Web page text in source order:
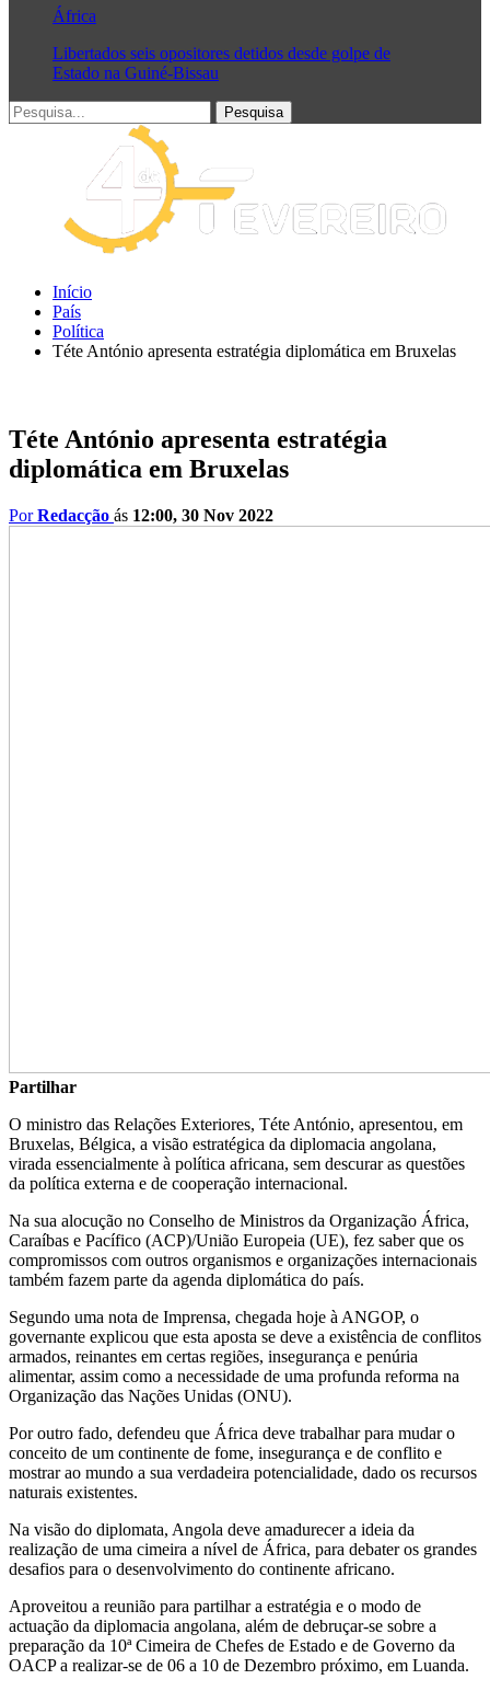
África
Libertados seis opositores detidos desde golpe de
Estado na Guiné-Bissau
Início
País
Política
Téte António apresenta estratégia diplomática em Bruxelas
Téte António apresenta estratégia
diplomática em Bruxelas
PorRedacção ás 12:00, 30 Nov 2022
Partilhar
O ministro das Relações Exteriores, Téte António, apresentou, em
Bruxelas, Bélgica, a visão estratégica da diplomacia angolana,
virada essencialmente à política africana, sem descurar as questões
da política externa e de cooperação internacional.
Na sua alocução no Conselho de Ministros da Organização África,
Caraíbas e Pacífico (ACP)/União Europeia (UE), fez saber que os
compromissos com outros organismos e organizações internacionais
também fazem parte da agenda diplomática do país.
Segundo uma nota de Imprensa, chegada hoje à ANGOP, o
governante explicou que esta aposta se deve a existência de conflitos
armados, reinantes em certas regiões, insegurança e penúria
alimentar, assim como a necessidade de uma profunda reforma na
Organização das Nações Unidas (ONU).
Por outro fado, defendeu que África deve trabalhar para mudar o
conceito de um continente de fome, insegurança e de conflito e
mostrar ao mundo a sua verdadeira potencialidade, dado os recursos
naturais existentes.
Na visão do diplomata, Angola deve amadurecer a ideia da
realização de uma cimeira a nível de África, para debater os grandes
desafios para o desenvolvimento do continente africano.
Aproveitou a reunião para partilhar a estratégia e o modo de
actuação da diplomacia angolana, além de debruçar-se sobre a
preparação da 10ª Cimeira de Chefes de Estado e de Governo da
OACP a realizar-se de 06 a 10 de Dezembro próximo, em Luanda.